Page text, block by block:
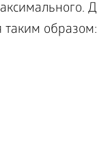
таким образом: